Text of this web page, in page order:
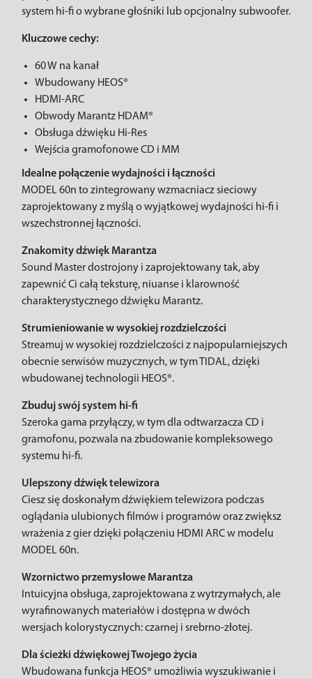
system hi-fi o wybrane głośniki lub opcjonalny subwoofer.
Kluczowe cechy:
60 W na kanał
Wbudowany HEOS®
HDMI-ARC
Obwody Marantz HDAM®
Obsługa dźwięku Hi-Res
Wejścia gramofonowe CD i MM
Idealne połączenie wydajności i łączności
MODEL 60n to zintegrowany wzmacniacz sieciowy
zaprojektowany z myślą o wyjątkowej wydajności hi-fi i
wszechstronnej łączności.
Znakomity dźwięk Marantza
Sound Master dostrojony i zaprojektowany tak, aby
zapewnić Ci całą teksturę, niuanse i klarowność
charakterystycznego dźwięku Marantz.
Strumieniowanie w wysokiej rozdzielczości
Streamuj w wysokiej rozdzielczości z najpopularniejszych
obecnie serwisów muzycznych, w tym TIDAL, dzięki
wbudowanej technologii HEOS®.
Zbuduj swój system hi-fi
Szeroka gama przyłączy, w tym dla odtwarzacza CD i
gramofonu, pozwala na zbudowanie kompleksowego
systemu hi-fi.
Ulepszony dźwięk telewizora
Ciesz się doskonałym dźwiękiem telewizora podczas
oglądania ulubionych filmów i programów oraz zwiększ
wrażenia z gier dzięki połączeniu HDMI ARC w modelu
MODEL 60n.
Wzornictwo przemysłowe Marantza
Intuicyjna obsługa, zaprojektowana z wytrzymałych, ale
wyrafinowanych materiałów i dostępna w dwóch
wersjach kolorystycznych: czarnej i srebrno-złotej.
Dla ścieżki dźwiękowej Twojego życia
Wbudowana funkcja HEOS® umożliwia wyszukiwanie i